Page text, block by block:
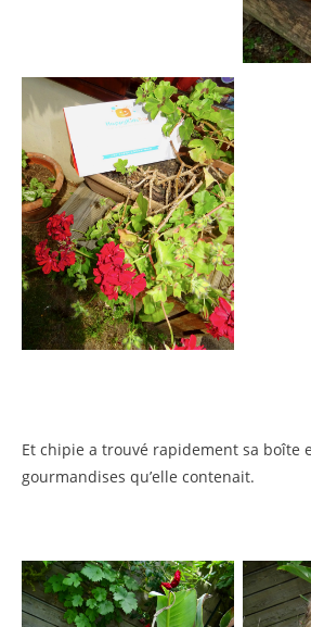
Et chipie a trouvé rapidement sa boîte
gourmandises qu’elle contenait.